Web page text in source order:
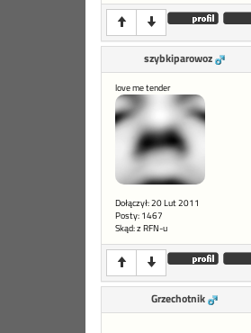
szybkiparowoz
love me tender
Dołączył: 20 Lut 2011
Posty: 1467
Skąd: z RFN-u
Grzechotnik